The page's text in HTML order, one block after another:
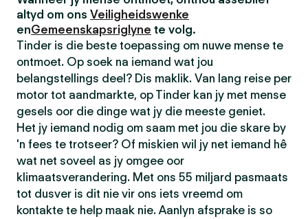
altyd om ons Veiligheidswenke
enGemeenskapsriglyne te volg.
Tinder is die beste toepassing om nuwe mense te
ontmoet. Op soek na iemand wat jou
belangstellings deel? Dis maklik. Van lang reise per
motor tot aandmarkte, op Tinder kan jy met mense
gesels oor die dinge wat jy die meeste geniet.
Het jy iemand nodig om saam met jou die skare by
'n fees te trotseer? Of miskien wil jy net iemand hê
wat net soveel as jy omgee oor
klimaatsverandering. Met ons 55 miljard pasmaats
tot dusver is dit nie vir ons iets vreemd om
kontakte te help maak nie. Aanlyn afsprake is so